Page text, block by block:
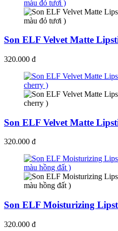
Son ELF Velvet Matte
320.000 đ
Son ELF Velvet Matte
320.000 đ
Son ELF Moisturizing
320.000 đ